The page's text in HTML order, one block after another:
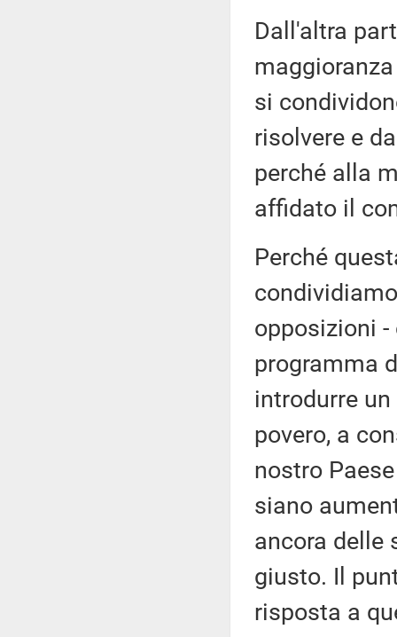
Dall'altra
si
risolvere e
perché alla
affidato il
Perché
opposizioni -
programma
introdurre
povero, a
nostro
siano
ancora delle
giusto. Il
risposta a